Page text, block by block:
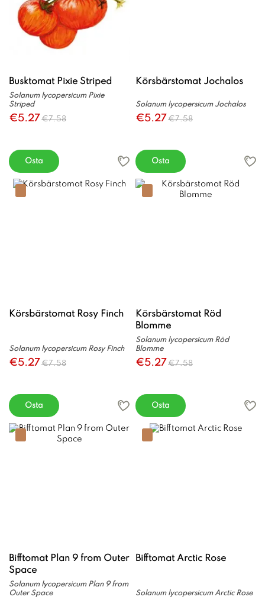
Busktomat Pixie Striped
Solanum lycopersicum Pixie
Striped
€5.27 €7.58
Osta
Körsbärstomat Jochalos
Solanum lycopersicum Jochalos
€5.27 €7.58
Osta
Körsbärstomat Rosy Finch
Solanum lycopersicum Rosy Finch
€5.27 €7.58
Osta
Körsbärstomat Röd
Blomme
Solanum lycopersicum Röd
Blomme
€5.27 €7.58
Osta
Bifftomat Plan 9 from Outer
Space
Solanum lycopersicum Plan 9 from
Outer Space
Bifftomat Arctic Rose
Solanum lycopersicum Arctic Rose